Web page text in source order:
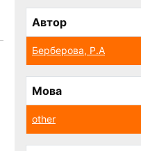
Автор
Берберова, Р.А
Мова
other